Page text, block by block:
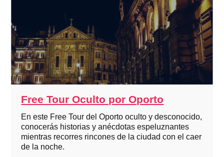
Free Tour Oculto por Oporto
En este Free Tour del Oporto oculto y desconocido,
conocerás historias y anécdotas espeluznantes
mientras recorres rincones de la ciudad con el caer
de la noche.